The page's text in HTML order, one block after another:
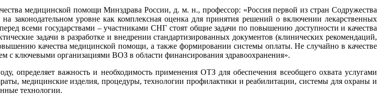
медицинской помощи Минздрава России, д. м. н., профессор: «Россия первой из стран Содружества
законодательном уровне как комплексная оценка для принятия решений о включении лекарственных
всеми государствами – участниками СНГ стоят общие задачи по повышению доступности и качества
задачи в разработке и внедрении стандартизированных документов (клинических рекомендаций,
качества медицинской помощи, а также формировании системы оплаты. Не случайно в качестве
с ключевыми организациями ВОЗ в области финансирования здравоохранения».
определяет важность и необходимость применения ОТЗ для обеспечения всеобщего охвата услугами
медицинские изделия, процедуры, технологии профилактики и реабилитации, системы для охраны и
технологии.